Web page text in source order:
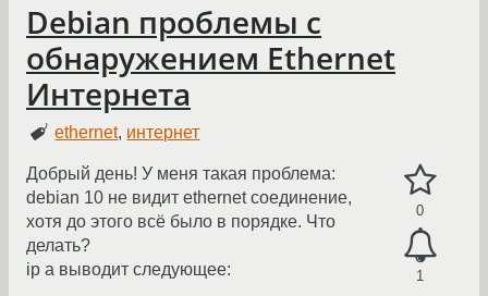
Debian проблемы с
обнаружением Ethernet
Интернета
ethernet, интернет
0
1
Добрый день! У меня такая проблема:
debian 10 не видит ethernet соединение,
хотя до этого всё было в порядке. Что
делать?
ip a выводит следующее: